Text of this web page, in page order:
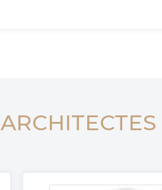
ARCHITECTES